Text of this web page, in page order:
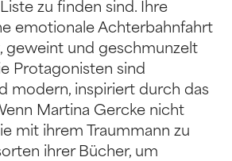
zu finden sind. Ihre
emotionale Achterbahnfahrt
geweint und geschmunzelt
Protagonisten sind
modern, inspiriert durch das
Martina Gercke nicht
mit ihrem Traummann zu
ihrer Bücher, um